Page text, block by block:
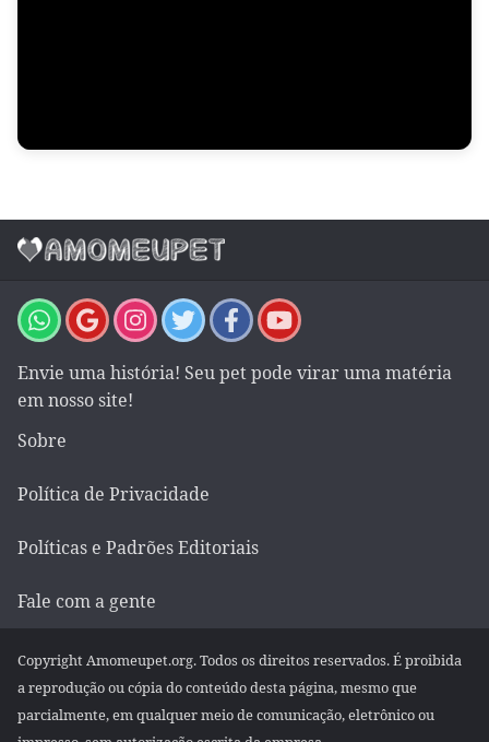
Envie uma história! Seu pet pode virar uma matéria
em nosso site!
Sobre
Política de Privacidade
Políticas e Padrões Editoriais
Fale com a gente
Copyright Amomeupet.org. Todos os direitos reservados. É proibida
a reprodução ou cópia do conteúdo desta página, mesmo que
parcialmente, em qualquer meio de comunicação, eletrônico ou